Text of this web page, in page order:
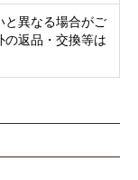
と異なる場合がご
の返品・交換等は